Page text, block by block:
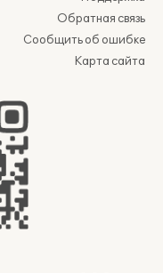
Обратная связь
Сообщить об ошибке
Карта сайта